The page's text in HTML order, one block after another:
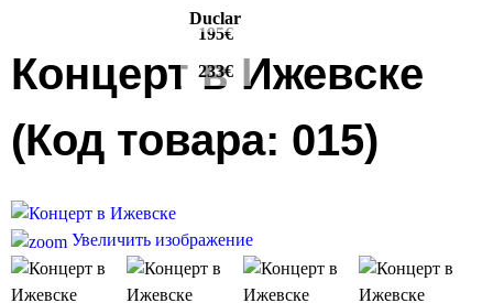
195€
Duclar
233€
Концерт в Ижевске
(Код товара: 015)
Увеличить изображение